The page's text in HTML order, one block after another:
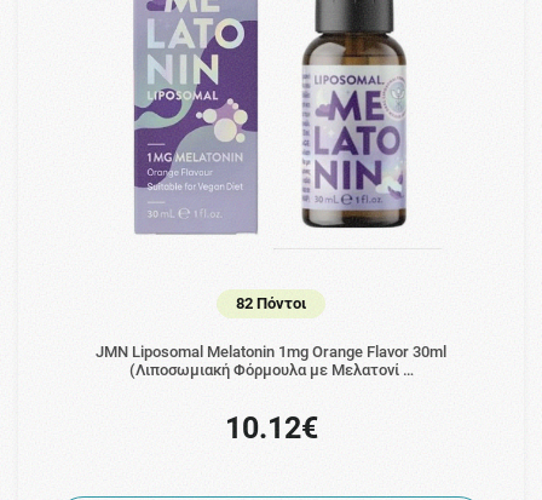
82 Πόντοι
JMN Liposomal Melatonin 1mg Orange Flavor 30ml
(Λιποσωμιακή Φόρμουλα με Μελατονί …
10.12€